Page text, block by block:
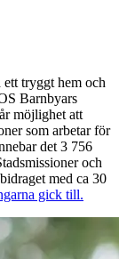
ett tryggt hem och
Barnbyars
möjlighet att
som arbetar för
det 3 756
och
med ca 30
gick till.